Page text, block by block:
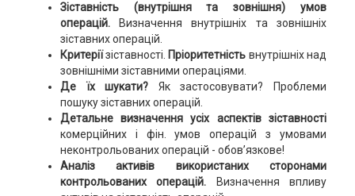
Зіставність (внутрішня та зовнішня) умов
операцій.
Визначення внутрішніх та зовнішніх
зіставних операцій.
Критеріїзіставності. Пріоритетність внутрішніх над
зовнішніми зіставними операціями.
Де їх шукати? Як застосовувати? Проблеми
пошуку зіставних операцій.
Детальне визначення усіх аспектів зіставності
комерційних і фін. умов операцій з умовами
неконтрольованих операцій - обов’язкове!
Аналіз активів використаних сторонами
контрольованих операцій. Визначення впливу